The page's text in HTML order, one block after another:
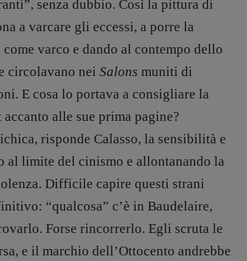
Fumetti:
com]
com]
senza dubbio. Così la pittura di
a varcare gli eccessi, a porre la
varco e dando al contempo dello
circolavano nei Salons muniti di
E cosa lo portava a consigliare la
alle sue prima pagine?
risponde Calasso, la sensibilità e
al limite del cinismo e allontanando la
Difficile capire questi strani
“qualcosa” c’è in Baudelaire,
Forse rincorrerlo. Egli scruta le
e il marchio dell’Ottocento andrebbe